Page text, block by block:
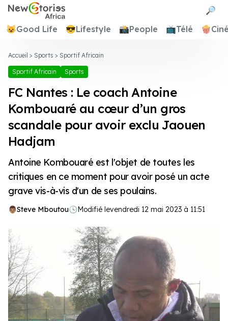
Newstories Africa
🔎
😺Good Life 😎Lifestyle 📸People 📺Télé 🍿
Accueil > Sports > Sportif Africain
Sportif Africain Sports
FC Nantes : Le coach Antoine
Kombouaré au cœur d’un gros
scandale pour avoir exclu Jaouen
Hadjam
Antoine Kombouaré est l'objet de toutes les
critiques en ce moment pour avoir posé un acte
grave vis-à-vis d'un de ses poulains.
Steve Mboutou🕓Modifié levendredi 12 mai 2023 à 11:51